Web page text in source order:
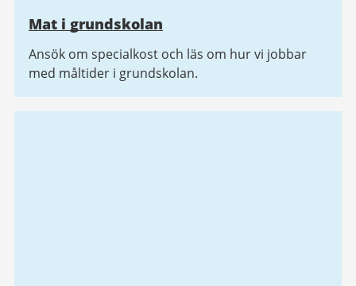
Mat i grundskolan
Ansök om specialkost och läs om hur vi jobbar
med måltider i grundskolan.